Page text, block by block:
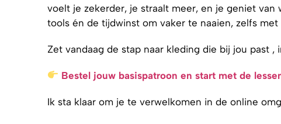
voelt je zekerder, je straalt meer, en je geniet van
tools én de tijdwinst om vaker te naaien, zelfs met
Zet vandaag de stap naar kleding die bij jou past ,
Bestel jouw basispatroon en start met de
Ik sta klaar om je te verwelkomen in de online